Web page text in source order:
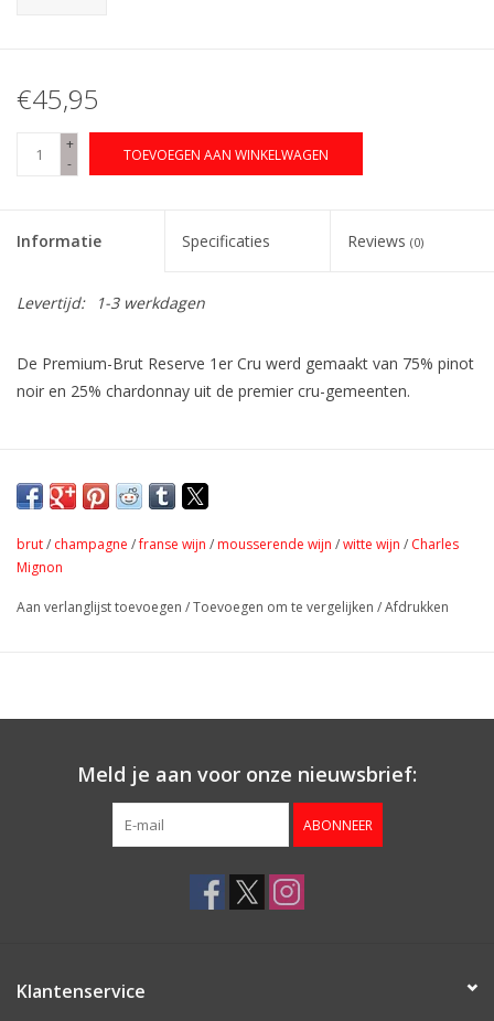
€45,95
+
-
TOEVOEGEN AAN WINKELWAGEN
Informatie Specificaties Reviews (0)
Levertijd: 1-3 werkdagen
De Premium-Brut Reserve 1er Cru werd gemaakt van 75% pinot
noir en 25% chardonnay uit de premier cru-gemeenten.
brut/ champagne /franse wijn / mousserende wijn /witte wijn / Charles
Mignon
Aan verlanglijst toevoegen /Toevoegen om te vergelijken /Afdrukken
Meld je aan voor onze nieuwsbrief:
ABONNEER
Klantenservice